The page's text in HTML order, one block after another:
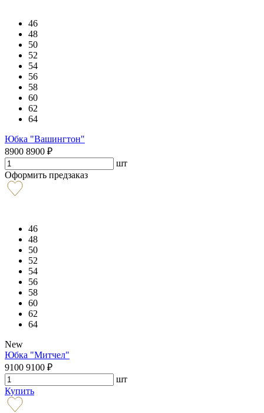
46
48
50
52
54
56
58
60
62
64
Юбка "Вашингтон"
8900 8900 ₽
шт
Оформить предзаказ
46
48
50
52
54
56
58
60
62
64
New
Юбка "Митчел"
9100 9100 ₽
шт
Купить